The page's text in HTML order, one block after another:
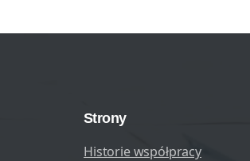
Strony
Historie współpracy